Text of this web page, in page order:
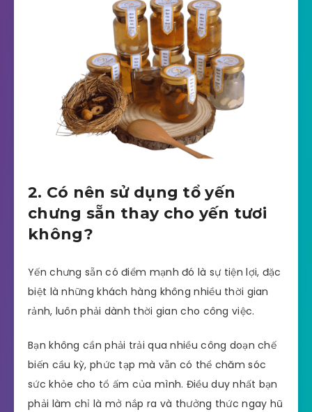
2. Có nên sử dụng tổ yến
chưng sẵn thay cho yến tươi
không?
Yến chưng sẵn có điểm mạnh đó là sự tiện lợi, đặc
biệt là những khách hàng không nhiều thời gian
rảnh, luôn phải dành thời gian cho công việc.
Bạn không cần phải trải qua nhiều công doạn chế
biến cầu kỳ, phức tạp mà vẫn có thể chăm sóc
sức khỏe cho tổ ấm của mình. Điều duy nhất bạn
phải làm chỉ là mở nắp ra và thưởng thức ngay hũ